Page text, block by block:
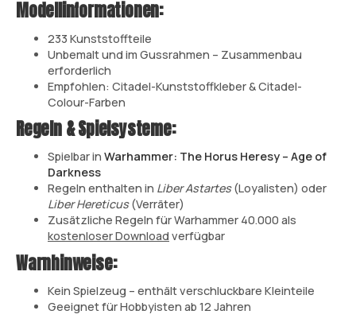
Modellinformationen:
233 Kunststoffteile
Unbemalt und im Gussrahmen – Zusammenbau
erforderlich
Empfohlen: Citadel-Kunststoffkleber & Citadel-
Colour-Farben
Regeln & Spielsysteme:
Spielbar in Warhammer: The Horus Heresy – Age of
Darkness
Regeln enthalten in Liber Astartes(Loyalisten) oder
Liber Hereticus(Verräter)
Zusätzliche Regeln für Warhammer 40.000 als
kostenloser Download verfügbar
Warnhinweise:
Kein Spielzeug – enthält verschluckbare Kleinteile
Geeignet für Hobbyisten ab 12 Jahren